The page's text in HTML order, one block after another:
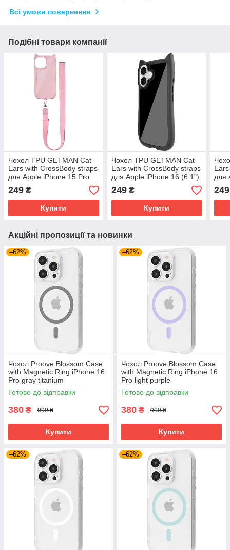
Всі умови повернення
Подібні товари компанії
Чохол TPU GETMAN Cat
Ears with CrossBody straps
для Apple iPhone 15 Pro
Max (6.7") | Через плече
Pink
249 ₴
Купити
Чохол TPU GETMAN Cat
Ears with CrossBody straps
для Apple iPhone 16 (6.1")
| Через плече Black
249₴
Купити
для
249
Акційні пропозиції та новинки
–62%
Чохол Proove Blossom Case
with Magnetic Ring iPhone 16
Pro gray titanium
(PCBLIP16P027)
Готово до відправки
380 ₴ 999 ₴
Купити
–62%
Чохол Proove Blossom Case
with Magnetic Ring iPhone 16
Pro light purple
(PCBLIP16P007)
Готово до відправки
380 ₴ 999 ₴
Купити
–62% –62%